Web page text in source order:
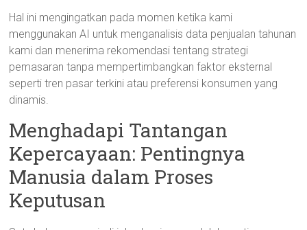
Hal ini mengingatkan pada momen ketika kami
menggunakan AI untuk menganalisis data penjualan tahunan
kami dan menerima rekomendasi tentang strategi
pemasaran tanpa mempertimbangkan faktor eksternal
seperti tren pasar terkini atau preferensi konsumen yang
dinamis.
Menghadapi Tantangan
Kepercayaan: Pentingnya
Manusia dalam Proses
Keputusan